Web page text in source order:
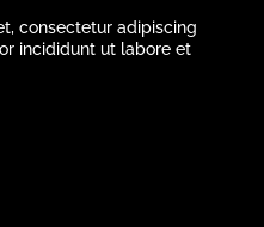
consectetur adipiscing
incididunt ut labore et